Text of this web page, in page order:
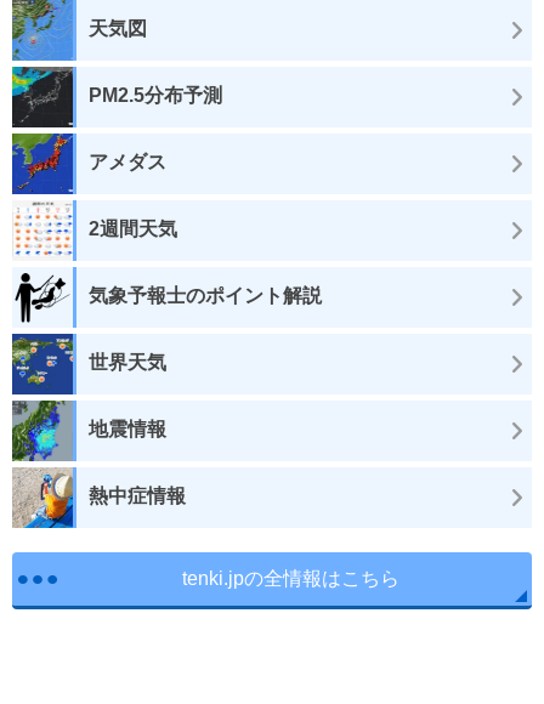
天気図
PM2.5分布予測
アメダス
2週間天気
気象予報士のポイント解説
世界天気
地震情報
熱中症情報
tenki.jpの全情報はこちら